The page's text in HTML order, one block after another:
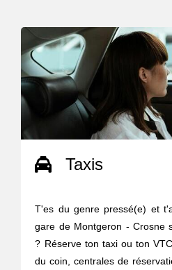
Taxis
T'es du genre pressé(e) et
gare de Montgeron - Crosne
? Réserve ton taxi ou ton
du coin, centrales de